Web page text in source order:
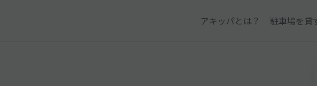
アキッパとは？ 駐車場を貸